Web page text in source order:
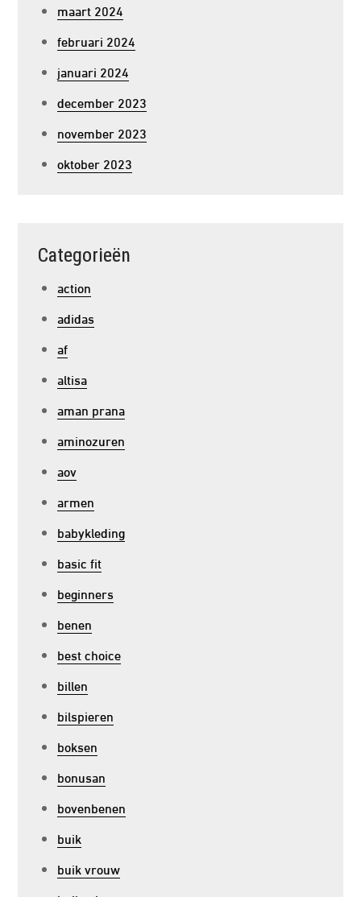
maart 2024
februari 2024
januari 2024
december 2023
november 2023
oktober 2023
Categorieën
action
adidas
af
altisa
aman prana
aminozuren
aov
armen
babykleding
basic fit
beginners
benen
best choice
billen
bilspieren
boksen
bonusan
bovenbenen
buik
buik vrouw